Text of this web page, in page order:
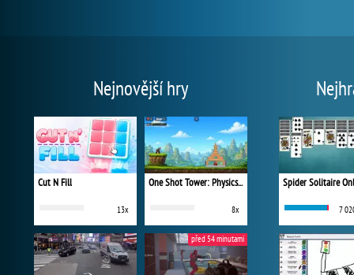
Nejnovější hry
Cut N Fill
13x
One Shot Tower: Physics Destroyer
8x
před 54 minutami
Spider Solitaire
7